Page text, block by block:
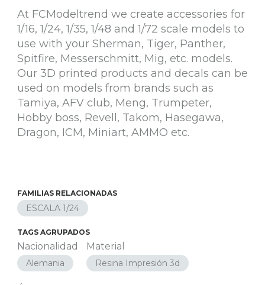
At FCModeltrend we create accessories for
1/16, 1/24, 1/35, 1/48 and 1/72 scale models to
use with your Sherman, Tiger, Panther,
Spitfire, Messerschmitt, Mig, etc. models.
Our 3D printed products and decals can be
used on models from brands such as
Tamiya, AFV club, Meng, Trumpeter,
Hobby boss, Revell, Takom, Hasegawa,
Dragon, ICM, Miniart, AMMO etc.
FAMILIAS RELACIONADAS
ESCALA 1/24
TAGS AGRUPADOS
Nacionalidad
Alemania
Material
Resina Impresión 3d